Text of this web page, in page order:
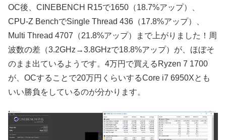
OC後、CINEBENCH R15で1650（18.7%アップ）、
CPU-Z BenchでSingle Thread 436（17.8%アップ）、
Multi Thread 4707（21.8%アップ）まで上がりました！周
波数の差（3.2GHz→3.8GHzで18.8%アップ）が、ほぼそ
のまま出ているようです。4万円で買えるRyzen 7 1700
が、OCすることで20万円くらいするCore i7 6950Xとも
いい勝負をしているのが分かります。